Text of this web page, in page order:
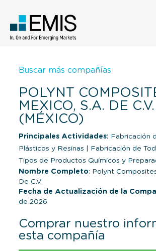
Buscar más compañías
POLYNT
MEXICO, S.A. DE C.V.
(MÉXICO)
Principales Actividades: Fabricación
Plásticos y Resinas
Fabricación de
Tipos de Productos Químicos y
Nombre Completo: Polynt
De C.V.
Fecha de Actualización de la
de 2026
Comprar nuestro
esta compañía